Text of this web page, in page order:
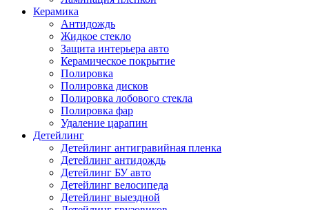
Керамика
Антидождь
Жидкое стекло
Защита интерьера авто
Керамическое покрытие
Полировка
Полировка дисков
Полировка лобового стекла
Полировка фар
Удаление царапин
Детейлинг
Детейлинг антигравийная пленка
Детейлинг антидождь
Детейлинг БУ авто
Детейлинг велосипеда
Детейлинг выездной